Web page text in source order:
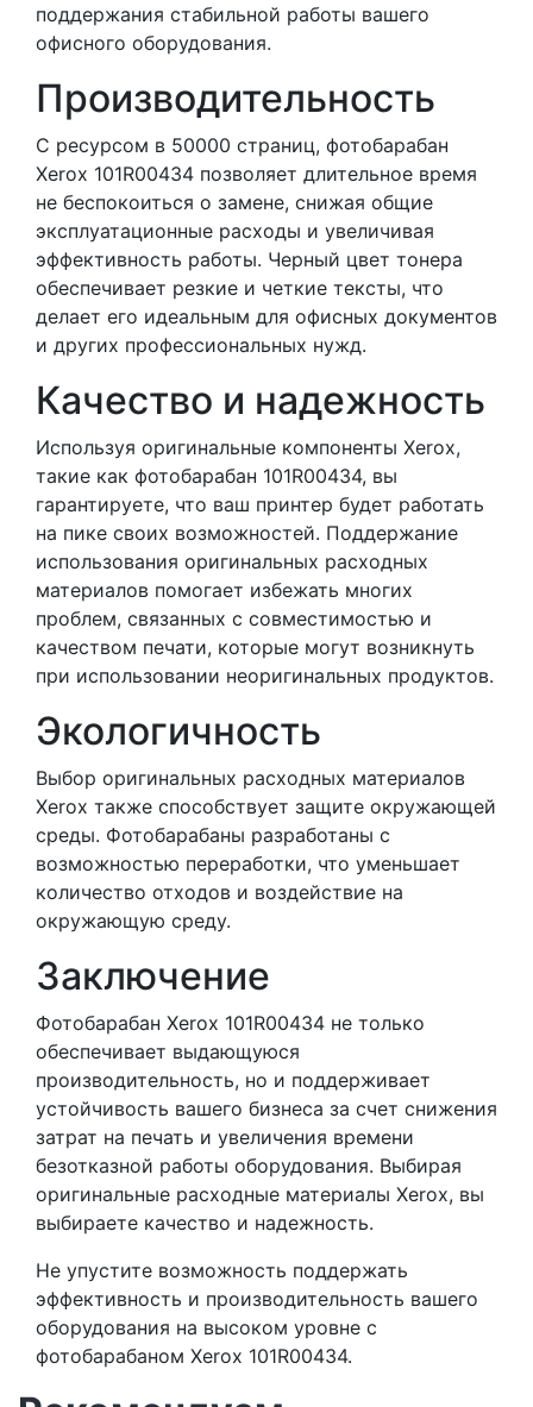
поддержания стабильной работы вашего
офисного оборудования.
Производительность
С ресурсом в 50000 страниц, фотобарабан
Xerox 101R00434 позволяет длительное время
не беспокоиться о замене, снижая общие
эксплуатационные расходы и увеличивая
эффективность работы. Черный цвет тонера
обеспечивает резкие и четкие тексты, что
делает его идеальным для офисных документов
и других профессиональных нужд.
Качество и надежность
Используя оригинальные компоненты Xerox,
такие как фотобарабан 101R00434, вы
гарантируете, что ваш принтер будет работать
на пике своих возможностей. Поддержание
использования оригинальных расходных
материалов помогает избежать многих
проблем, связанных с совместимостью и
качеством печати, которые могут возникнуть
при использовании неоригинальных продуктов.
Экологичность
Выбор оригинальных расходных материалов
Xerox также способствует защите окружающей
среды. Фотобарабаны разработаны с
возможностью переработки, что уменьшает
количество отходов и воздействие на
окружающую среду.
Заключение
Фотобарабан Xerox 101R00434 не только
обеспечивает выдающуюся
производительность, но и поддерживает
устойчивость вашего бизнеса за счет снижения
затрат на печать и увеличения времени
безотказной работы оборудования. Выбирая
оригинальные расходные материалы Xerox, вы
выбираете качество и надежность.
Не упустите возможность поддержать
эффективность и производительность вашего
оборудования на высоком уровне с
фотобарабаном Xerox 101R00434.